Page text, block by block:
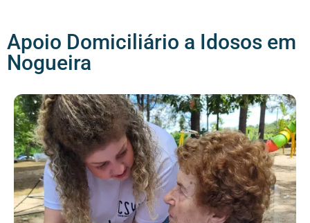
Apoio Domiciliário a Idosos em
Nogueira